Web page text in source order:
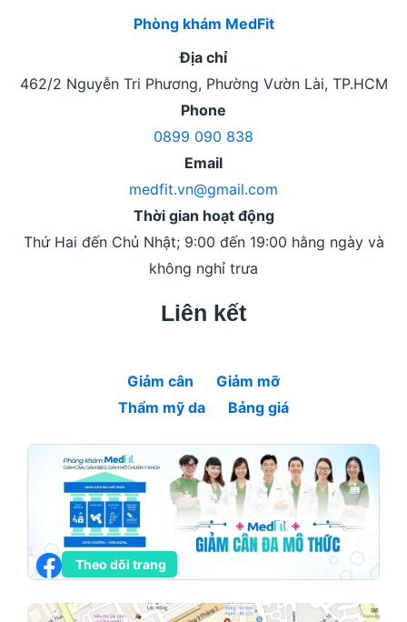
Phòng khám MedFit
Địa chỉ
462/2 Nguyễn Tri Phương, Phường Vườn Lài, TP.HCM
Phone
0899 090 838
Email
medfit.vn@gmail.com
Thời gian hoạt động
Thứ Hai đến Chủ Nhật; 9:00 đến 19:00 hằng ngày và
không nghỉ trưa
Liên kết
Giảm cân
Giảm mỡ
Thẩm mỹ da
Bảng giá
Theo dõi trang